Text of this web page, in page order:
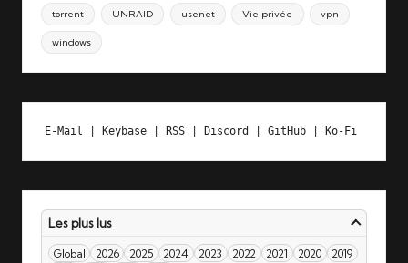
torrent UNRAID usenet Vie privée vpn
windows
E-Mail Keybase | RSS | Discord GitHub | Ko-Fi
Les plus lus
Global 2026 2025 2024 2023 2022 2021 2020
2019